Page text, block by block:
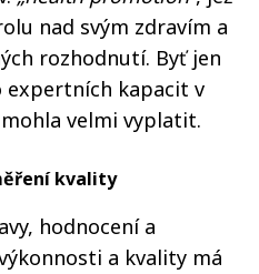
nad svým zdravím a
rozhodnutí. Byť jen
expertních kapacit v
velmi vyplatit.
kvality
hodnocení a
a kvality má